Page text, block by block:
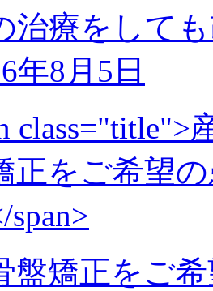
治療をして
年8月5日
盤矯正をご